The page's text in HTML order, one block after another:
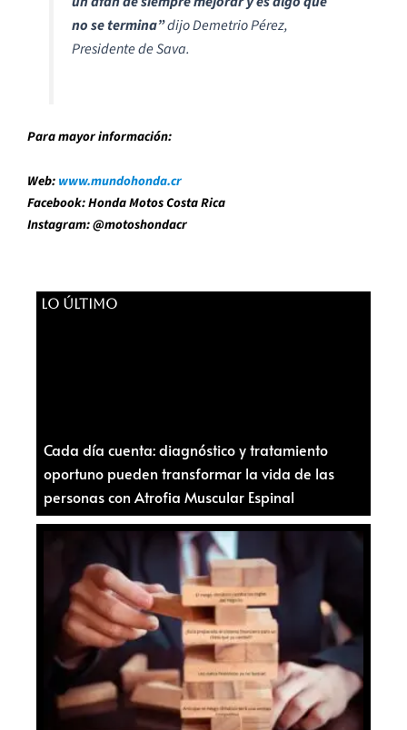
no se termina”dijo Demetrio Pérez,
Presidente de Sava.
Para mayor información:
Web:www.mundohonda.cr
Facebook: Honda Motos Costa Rica
Instagram: @motoshondacr
LO ÚLTIMO
Cada día cuenta: diagnóstico y tratamiento
oportuno pueden transformar la vida de las
personas con Atrofia Muscular Espinal